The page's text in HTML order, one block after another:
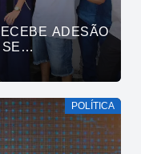
ADESÃO
POLÍTICA